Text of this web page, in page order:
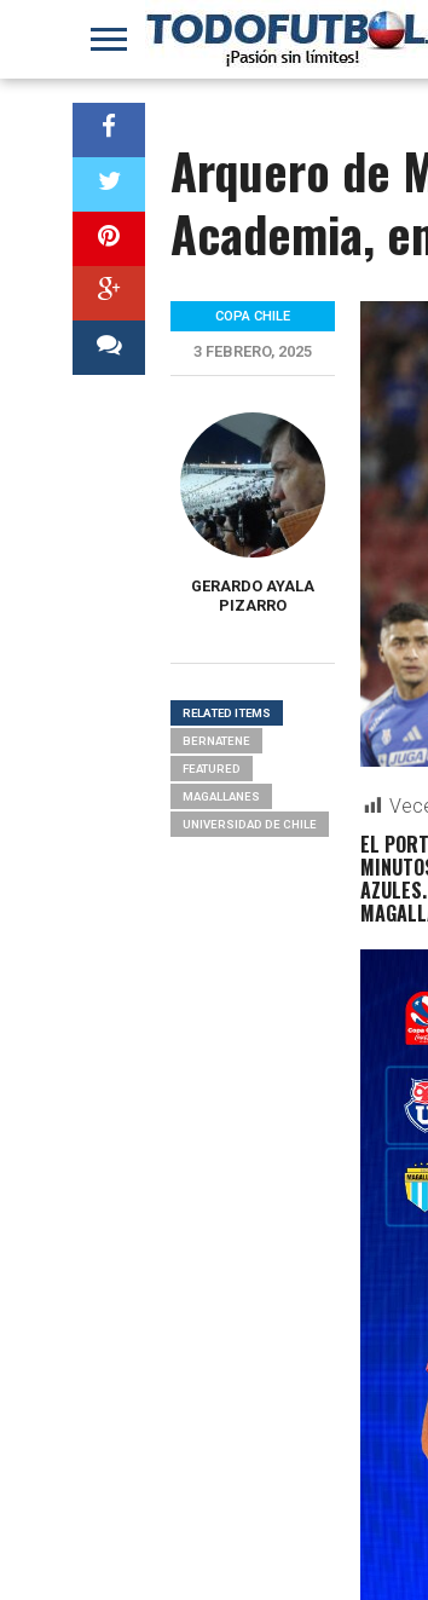
Arquero de
Academia,
EL
COPA CHILE
3 FEBRERO, 2025
GERARDO AYALA
PIZARRO
RELATED ITEMS
BERNATENE
FEATURED
MAGALLANES
UNIVERSIDAD DE CHILE